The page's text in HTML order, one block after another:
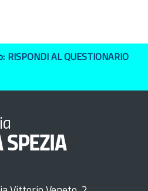
RISPONDI AL QUESTIONARIO
SPEZIA